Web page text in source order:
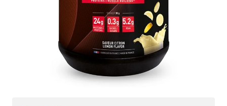
4.5/5 - 60 avis
25g de protéines par shaker
Enrichie en créatine
Digestion facile, assimilation rapide
Fabriqué en France